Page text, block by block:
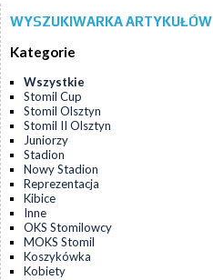
WYSZUKIWARKA ARTYKUŁÓW
Kategorie
Wszystkie
Stomil Cup
Stomil Olsztyn
Stomil II Olsztyn
Juniorzy
Stadion
Nowy Stadion
Reprezentacja
Kibice
Inne
OKS Stomilowcy
MOKS Stomil
Koszykówka
Kobiety